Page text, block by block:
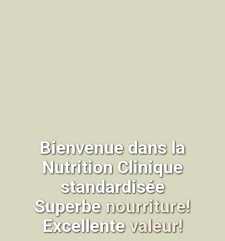
Bienvenue dans la
Nutrition Clinique
standardisée
Superbenourriture!
Excellentevaleur!